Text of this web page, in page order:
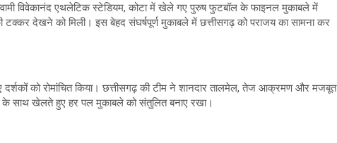
विवेकानंद एथलेटिक स्टेडियम, कोटा में खेले गए पुरुष फुटबॉल के फाइनल मुकाबले में
देखने को मिली। इस बेहद संघर्षपूर्ण मुकाबले में छत्तीसगढ़ को पराजय का सामना कर
को रोमांचित किया। छत्तीसगढ़ की टीम ने शानदार तालमेल, तेज आक्रमण और मजबूत
के साथ खेलते हुए हर पल मुकाबले को संतुलित बनाए रखा।